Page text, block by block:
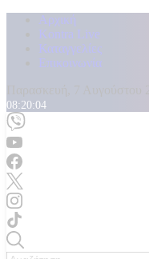
Αρχική
Kontra Live
Καταγγελίες
Επικοινωνία
08:20:06